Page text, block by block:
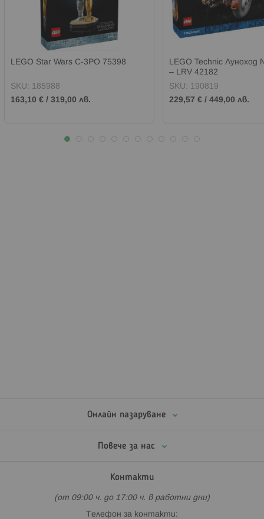
LEGO Star Wars C-3PO 75398
SKU: 185988
163,10 € / 319,00 лв.
LEGO Technic Луноход
– LRV 42182
SKU: 190819
229,57 € / 449,00 лв.
Онлайн пазаруване
Повече за нас
Контакти
(от 09:00 ч. до 17:00 ч. в работни дни)
Телефон за контакти: